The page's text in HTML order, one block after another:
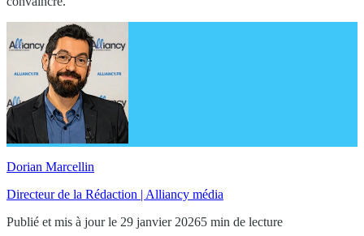
Dorian Marcellin
Directeur de la Rédaction | Alliancy média
Publié et mis à jour le 29 janvier 20265 min de lecture